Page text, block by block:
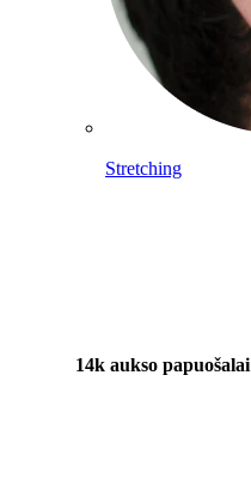
Stretching
14k aukso papuošalai